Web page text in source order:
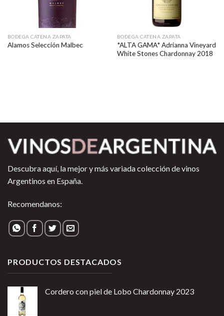
BODEGA CATENA ZAPATA
Alamos Selección Malbec
BODEGA CATENA ZAPATA
*ALTA GAMA* Adrianna Vineyard
White Stones Chardonnay 2018
Descubra aquí, la mejor y más variada colección de vinos
Argentinos en España.
Recomendanos:
PRODUCTOS DESTACADOS
Cordero con piel de Lobo Chardonnay 2023